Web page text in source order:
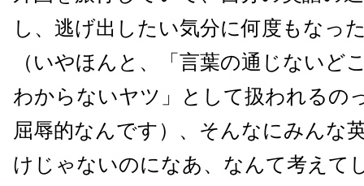
し、逃げ出したい気分に何度もなっ
（いやほんと、「言葉の通じないど
わからないヤツ」として扱われるの
屈辱的なんです）、そんなにみんな
けじゃないのになあ、なんて考えて